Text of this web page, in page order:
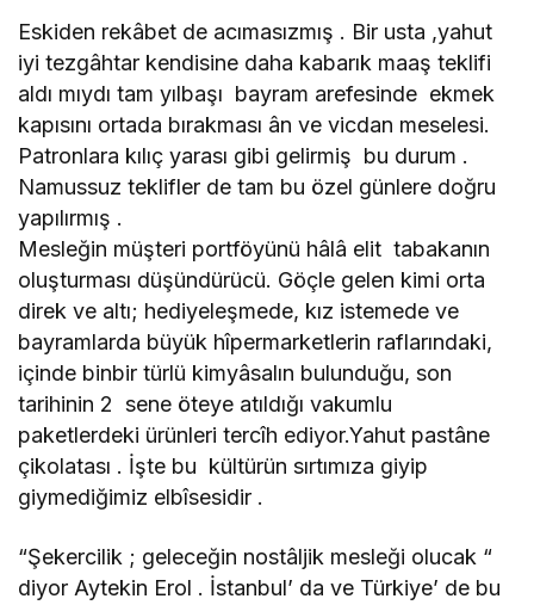
Eskiden rekâbet de acımasızmış . Bir usta ,yahut
iyi tezgâhtar kendisine daha kabarık maaş teklifi
aldı mıydı tam yılbaşı bayram arefesinde ekmek
kapısını ortada bırakması ân ve vicdan meselesi.
Patronlara kılıç yarası gibi gelirmiş bu durum .
Namussuz teklifler de tam bu özel günlere doğru
yapılırmış .
Mesleğin müşteri portföyünü hâlâ elit tabakanın
oluşturması düşündürücü. Göçle gelen kimi orta
direk ve altı; hediyeleşmede, kız istemede ve
bayramlarda büyük hîpermarketlerin raflarındaki,
içinde binbir türlü kimyâsalın bulunduğu, son
tarihinin 2 sene öteye atıldığı vakumlu
paketlerdeki ürünleri tercîh ediyor.Yahut pastâne
çikolatası . İşte bu kültürün sırtımıza giyip
giymediğimiz elbîsesidir .
“Şekercilik ; geleceğin nostâljik mesleği olucak “
diyor Aytekin Erol . İstanbul’ da ve Türkiye’ de bu